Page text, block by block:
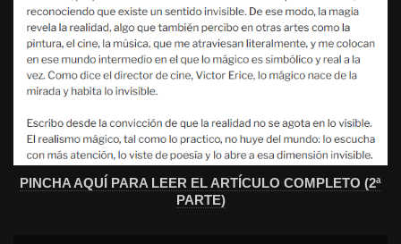
PINCHA AQUÍ PARA LEER EL ARTÍCULO COMPLETO (2ª
PARTE)